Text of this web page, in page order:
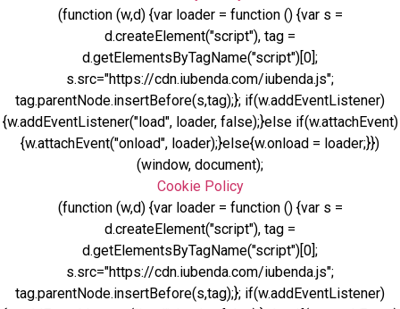
(function (w,d) {var loader = function () {var s =
d.createElement("script"), tag =
d.getElementsByTagName("script")[0];
s.src="https://cdn.iubenda.com/iubenda.js";
tag.parentNode.insertBefore(s,tag);}; if(w.addEventListener)
{w.addEventListener("load", loader, false);}else if(w.attachEvent)
{w.attachEvent("onload", loader);}else{w.onload = loader;}})
(window, document);
Cookie Policy
(function (w,d) {var loader = function () {var s =
d.createElement("script"), tag =
d.getElementsByTagName("script")[0];
s.src="https://cdn.iubenda.com/iubenda.js";
tag.parentNode.insertBefore(s,tag);}; if(w.addEventListener)